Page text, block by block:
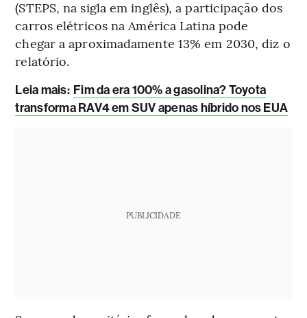
(STEPS, na sigla em inglês), a participação dos
carros elétricos na América Latina pode
chegar a aproximadamente 13% em 2030, diz o
relatório.
Leia mais: Fim da era 100% a gasolina? Toyota
transforma RAV4 em SUV apenas híbrido nos EUA
PUBLICIDADE